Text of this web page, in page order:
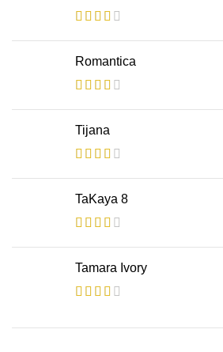
Romantica
Tijana
TaKaya 8
Tamara Ivory